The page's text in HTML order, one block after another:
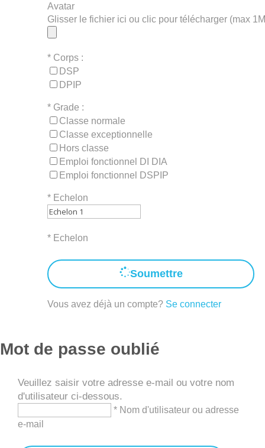
Avatar
Glisser le fichier ici ou clic pour télécharger (max
* Corps :
DSP
DPIP
* Grade :
Classe normale
Classe exceptionnelle
Hors classe
Emploi fonctionnel DI DIA
Emploi fonctionnel DSPIP
* Echelon
* Echelon
Soumettre
Vous avez déjà un compte? Se connecter
Mot de passe oublié
Veuillez saisir votre adresse e-mail ou votre nom
d'utilisateur ci-dessous.
* Nom d'utilisateur ou adresse
e-mail